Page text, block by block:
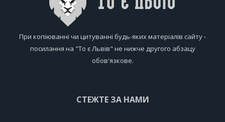
При копіюванні чи цитуванні будь-яких матеріалів сайту -
посилання на "То є Львів" не нижче другого абзацу
обов'язкове.
СТЕЖТЕ ЗА НАМИ